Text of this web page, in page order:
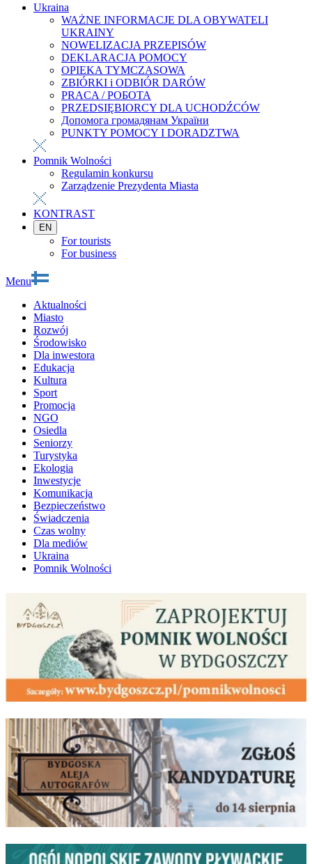
Ukraina
WAŻNE INFORMACJE DLA OBYWATELI
UKRAINY
NOWELIZACJA PRZEPISÓW
DEKLARACJA POMOCY
OPIEKA TYMCZASOWA
ZBIÓRKI i ODBIÓR DARÓW
PRACA / РОБОТА
PRZEDSIĘBIORCY DLA UCHODŹCÓW
Допомога громадянам України
PUNKTY POMOCY I DORADZTWA
Pomnik Wolności
Regulamin konkursu
Zarządzenie Prezydenta Miasta
KONTRAST
EN
For tourists
For business
Menu
Aktualności
Miasto
Rozwój
Środowisko
Dla inwestora
Edukacja
Kultura
Sport
Promocja
NGO
Osiedla
Seniorzy
Turystyka
Ekologia
Inwestycje
Komunikacja
Bezpieczeństwo
Świadczenia
Czas wolny
Dla mediów
Ukraina
Pomnik Wolności